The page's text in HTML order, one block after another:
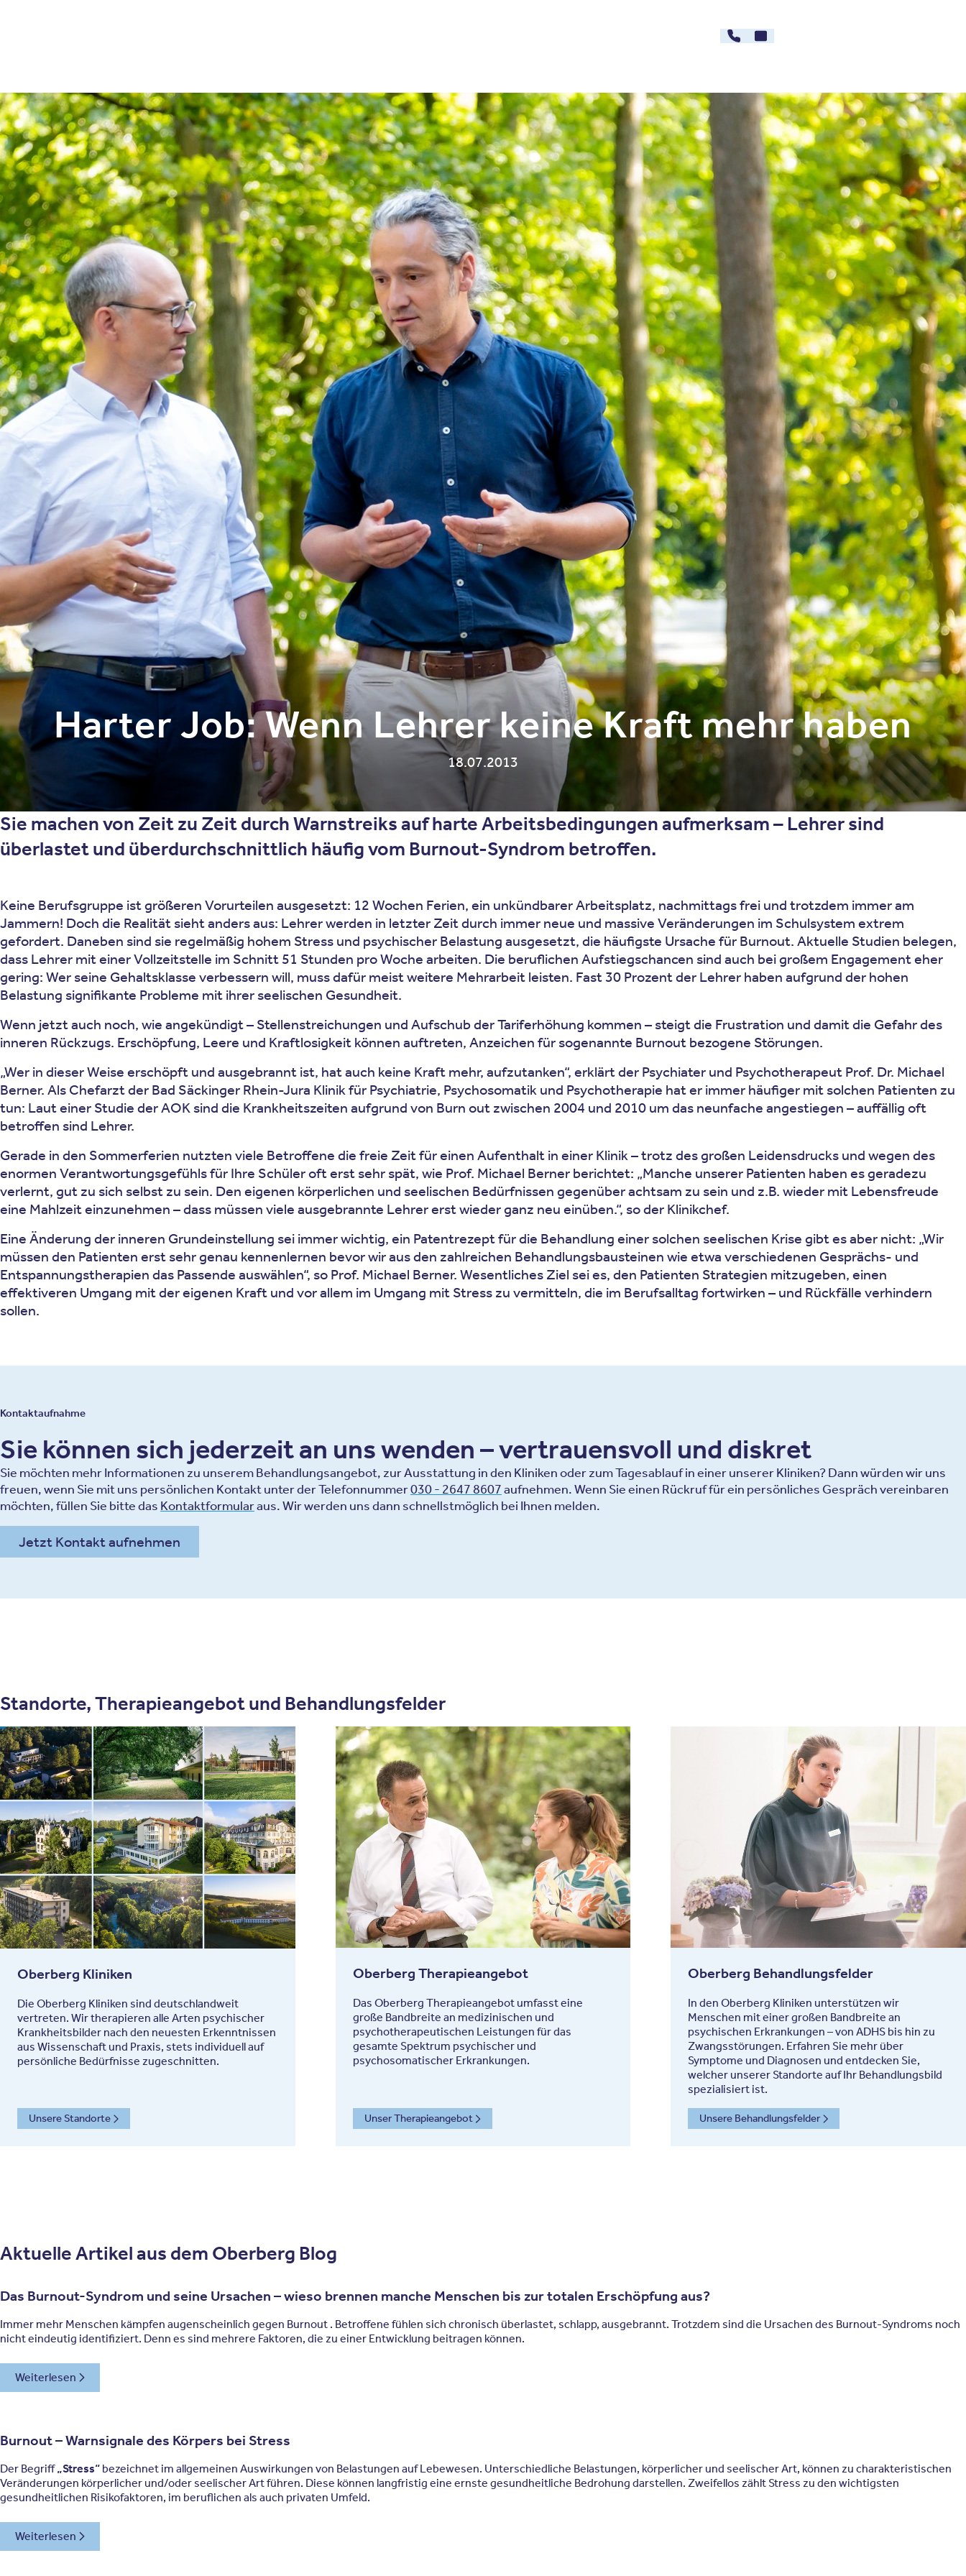
030 - 26478607
Kontakt
Harter Job: Wenn Lehrer keine Kraft mehr haben
18.07.2013
Sie machen von Zeit zu Zeit durch Warnstreiks auf harte Arbeitsbedingungen aufmerksam – Lehrer sind
überlastet und überdurchschnittlich häufig vom Burnout-Syndrom betroffen.
Keine Berufsgruppe ist größeren Vorurteilen ausgesetzt: 12 Wochen Ferien, ein unkündbarer Arbeitsplatz, nachmittags frei und trotzdem immer am
Jammern! Doch die Realität sieht anders aus: Lehrer werden in letzter Zeit durch immer neue und massive Veränderungen im Schulsystem extrem
gefordert. Daneben sind sie regelmäßig hohem Stress und psychischer Belastung ausgesetzt, die häufigste Ursache für Burnout. Aktuelle Studien belegen,
dass Lehrer mit einer Vollzeitstelle im Schnitt 51 Stunden pro Woche arbeiten. Die beruflichen Aufstiegschancen sind auch bei großem Engagement eher
gering: Wer seine Gehaltsklasse verbessern will, muss dafür meist weitere Mehrarbeit leisten. Fast 30 Prozent der Lehrer haben aufgrund der hohen
Belastung signifikante Probleme mit ihrer seelischen Gesundheit.
Wenn jetzt auch noch, wie angekündigt – Stellenstreichungen und Aufschub der Tariferhöhung kommen – steigt die Frustration und damit die Gefahr des
inneren Rückzugs. Erschöpfung, Leere und Kraftlosigkeit können auftreten, Anzeichen für sogenannte Burnout bezogene Störungen.
„Wer in dieser Weise erschöpft und ausgebrannt ist, hat auch keine Kraft mehr, aufzutanken“, erklärt der Psychiater und Psychotherapeut Prof. Dr. Michael
Berner. Als Chefarzt der Bad Säckinger Rhein-Jura Klinik für Psychiatrie, Psychosomatik und Psychotherapie hat er immer häufiger mit solchen Patienten zu
tun: Laut einer Studie der AOK sind die Krankheitszeiten aufgrund von Burn out zwischen 2004 und 2010 um das neunfache angestiegen – auffällig oft
betroffen sind Lehrer.
Gerade in den Sommerferien nutzten viele Betroffene die freie Zeit für einen Aufenthalt in einer Klinik – trotz des großen Leidensdrucks und wegen des
enormen Verantwortungsgefühls für Ihre Schüler oft erst sehr spät, wie Prof. Michael Berner berichtet: „Manche unserer Patienten haben es geradezu
verlernt, gut zu sich selbst zu sein. Den eigenen körperlichen und seelischen Bedürfnissen gegenüber achtsam zu sein und z.B. wieder mit Lebensfreude
eine Mahlzeit einzunehmen – dass müssen viele ausgebrannte Lehrer erst wieder ganz neu einüben.“, so der Klinikchef.
Eine Änderung der inneren Grundeinstellung sei immer wichtig, ein Patentrezept für die Behandlung einer solchen seelischen Krise gibt es aber nicht: „Wir
müssen den Patienten erst sehr genau kennenlernen bevor wir aus den zahlreichen Behandlungsbausteinen wie etwa verschiedenen Gesprächs- und
Entspannungstherapien das Passende auswählen“, so Prof. Michael Berner. Wesentliches Ziel sei es, den Patienten Strategien mitzugeben, einen
effektiveren Umgang mit der eigenen Kraft und vor allem im Umgang mit Stress zu vermitteln, die im Berufsalltag fortwirken – und Rückfälle verhindern
sollen.
Kontaktaufnahme
Sie können sich jederzeit an uns wenden – vertrauensvoll und diskret
Sie möchten mehr Informationen zu unserem Behandlungsangebot, zur Ausstattung in den Kliniken oder zum Tagesablauf in einer unserer Kliniken? Dann würden wir uns
freuen, wenn Sie mit uns persönlichen Kontakt unter der Telefonnummer030 - 2647 8607aufnehmen. Wenn Sie einen Rückruf für ein persönliches Gespräch vereinbaren
möchten, füllen Sie bitte das Kontaktformularaus. Wir werden uns dann schnellstmöglich bei Ihnen melden.
Jetzt Kontakt aufnehmen
Standorte, Therapieangebot und Behandlungsfelder
Oberberg Kliniken
Die Oberberg Kliniken sind deutschlandweit
vertreten. Wir therapieren alle Arten psychischer
Krankheitsbilder nach den neuesten Erkenntnissen
aus Wissenschaft und Praxis, stets individuell auf
persönliche Bedürfnisse zugeschnitten.
Unsere Standorte
Oberberg Therapieangebot
Das Oberberg Therapieangebot umfasst eine
große Bandbreite an medizinischen und
psychotherapeutischen Leistungen für das
gesamte Spektrum psychischer und
psychosomatischer Erkrankungen.
Unser Therapieangebot
Oberberg Behandlungsfelder
In den Oberberg Kliniken unterstützen wir
Menschen mit einer großen Bandbreite an
psychischen Erkrankungen – von ADHS bis hin zu
Zwangsstörungen. Erfahren Sie mehr über
Symptome und Diagnosen und entdecken Sie,
welcher unserer Standorte auf Ihr Behandlungsbild
spezialisiert ist.
Unsere Behandlungsfelder
Aktuelle Artikel aus dem Oberberg Blog
Das Burnout-Syndrom und seine Ursachen – wieso brennen manche Menschen bis zur totalen Erschöpfung aus?
Immer mehr Menschen kämpfen augenscheinlich gegen Burnout . Betroffene fühlen sich chronisch überlastet, schlapp, ausgebrannt. Trotzdem sind die Ursachen des Burnout-Syndroms noch
nicht eindeutig identifiziert. Denn es sind mehrere Faktoren, die zu einer Entwicklung beitragen können.
Weiterlesen
Burnout – Warnsignale des Körpers bei Stress
Der Begriff„Stress“ bezeichnet im allgemeinen Auswirkungen von Belastungen auf Lebewesen. Unterschiedliche Belastungen, körperlicher und seelischer Art, können zu charakteristischen
Veränderungen körperlicher und/oder seelischer Art führen. Diese können langfristig eine ernste gesundheitliche Bedrohung darstellen. Zweifellos zählt Stress zu den wichtigsten
gesundheitlichen Risikofaktoren, im beruflichen als auch privaten Umfeld.
Weiterlesen